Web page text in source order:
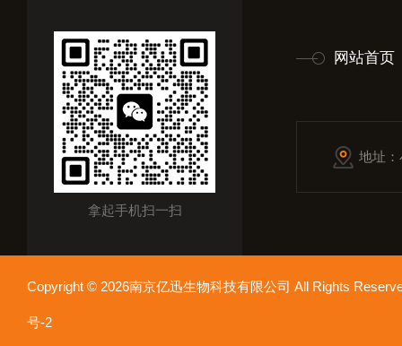
拿起手机扫一扫
网站首页
地址
Copyright © 2026南京亿迅生物科技有限公司 All Rights
号-2